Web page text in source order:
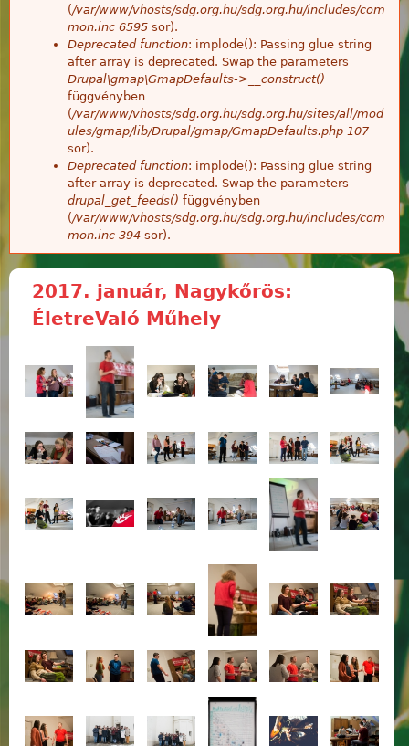
(/var/www/vhosts/sdg.org.hu/sdg.org.hu/includes/com
mon.inc 6595 sor).
Deprecated function: implode(): Passing glue string
after array is deprecated. Swap the parameters
Drupal\gmap\GmapDefaults->__construct()
függvényben
(/var/www/vhosts/sdg.org.hu/sdg.org.hu/sites/all/mod
ules/gmap/lib/Drupal/gmap/GmapDefaults.php 107
sor).
Deprecated function: implode(): Passing glue string
after array is deprecated. Swap the parameters
drupal_get_feeds() függvényben
(/var/www/vhosts/sdg.org.hu/sdg.org.hu/includes/com
mon.inc 394 sor).
2017. január, Nagykőrös:
ÉletreValó Műhely